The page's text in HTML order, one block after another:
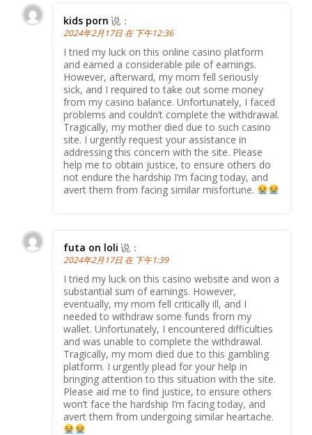
kids porn 说：
2024年2月17日 在 下午12:36
I tried my luck on this online casino platform
and earned a considerable pile of earnings.
However, afterward, my mom fell seriously
sick, and I required to take out some money
from my casino balance. Unfortunately, I faced
problems and couldn’t complete the withdrawal.
Tragically, my mother died due to such casino
site. I urgently request your assistance in
addressing this concern with the site. Please
help me to obtain justice, to ensure others do
not endure the hardship I’m facing today, and
avert them from facing similar misfortune.
futa on loli 说：
2024年2月17日 在 下午1:39
I tried my luck on this casino website and won a
substantial sum of earnings. However,
eventually, my mom fell critically ill, and I
needed to withdraw some funds from my
wallet. Unfortunately, I encountered difficulties
and was unable to complete the withdrawal.
Tragically, my mom died due to this gambling
platform. I urgently plead for your help in
bringing attention to this situation with the site.
Please aid me to find justice, to ensure others
won’t face the hardship I’m facing today, and
avert them from undergoing similar heartache.